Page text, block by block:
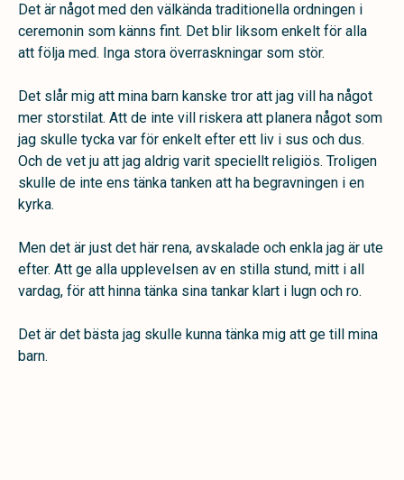
Det är något med den välkända traditionella ordningen i
ceremonin som känns fint. Det blir liksom enkelt för alla
att följa med. Inga stora överraskningar som stör.
Det slår mig att mina barn kanske tror att jag vill ha något
mer storstilat. Att de inte vill riskera att planera något som
jag skulle tycka var för enkelt efter ett liv i sus och dus.
Och de vet ju att jag aldrig varit speciellt religiös. Troligen
skulle de inte ens tänka tanken att ha begravningen i en
kyrka.
Men det är just det här rena, avskalade och enkla jag är ute
efter. Att ge alla upplevelsen av en stilla stund, mitt i all
vardag, för att hinna tänka sina tankar klart i lugn och ro.
Det är det bästa jag skulle kunna tänka mig att ge till mina
barn.